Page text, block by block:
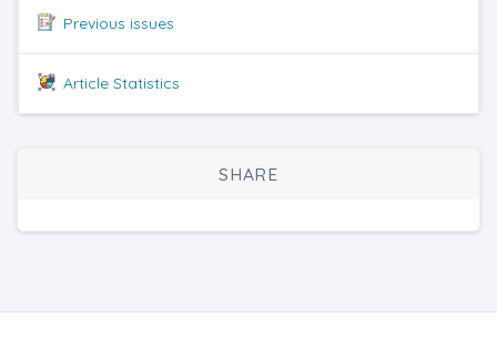
Previous issues
Article Statistics
SHARE